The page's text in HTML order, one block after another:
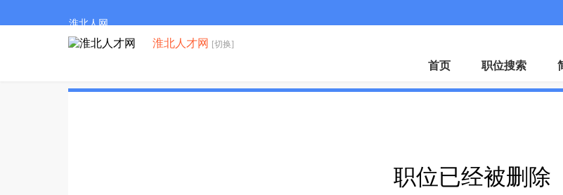
淮北人网
淮北人才网 [切换]
首页 职位搜索
职位已经被删除